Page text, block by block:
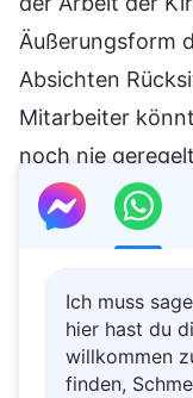
Äußerungsform
Absichten
Mitarbeiter
noch nie
wir tun sollen.“
Menschen
auserwähltem
mit Bildung und
die die
Ich muss
hier hast du
willkommen
finden,